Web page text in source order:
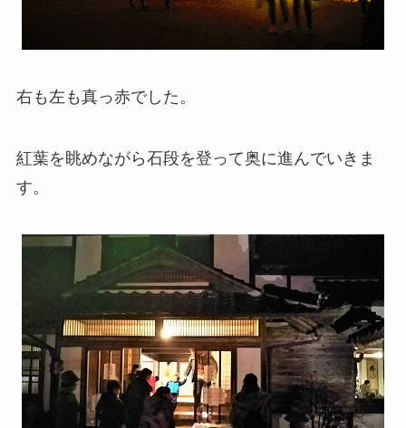
右も左も真っ赤でした。
紅葉を眺めながら石段を登って奥に進んでいきま
す。